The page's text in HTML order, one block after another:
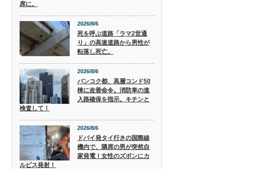
席に。
2026/8/6
死を呼ぶ道路「ラマ2世通
り」の高速道路から男性が
転落し死亡。
2026/8/6
バンコク都、高層コンド50
棟に改善命令。消防車の進
入路確保を指示。キチンと
検査して！
2026/8/6
ドバイ発タイ行きの国際線
機内で、隣席の男が突然自
家発電！女性のズボンにカ
ルピス発射！